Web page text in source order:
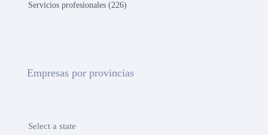
Servicios profesionales (226)
Empresas por provincias
Select a state